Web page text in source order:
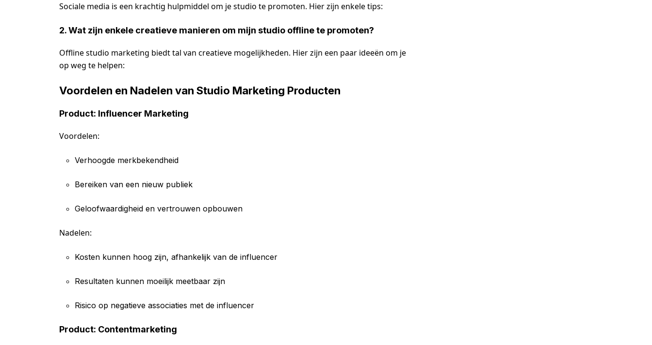
Sociale media is een krachtig hulpmiddel om je studio te promoten. Hier zijn enkele tips:
2. Wat zijn enkele creatieve manieren om mijn studio offline te promoten?
Offline studio marketing biedt tal van creatieve mogelijkheden. Hier zijn een paar ideeën om je
op weg te helpen:
Voordelen en Nadelen van Studio Marketing Producten
Product: Influencer Marketing
Voordelen:
Verhoogde merkbekendheid
Bereiken van een nieuw publiek
Geloofwaardigheid en vertrouwen opbouwen
Nadelen:
Kosten kunnen hoog zijn, afhankelijk van de influencer
Resultaten kunnen moeilijk meetbaar zijn
Risico op negatieve associaties met de influencer
Product: Contentmarketing